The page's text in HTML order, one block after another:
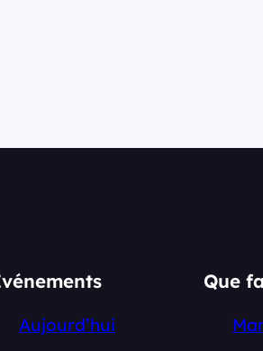
Aujourd’hui
Que